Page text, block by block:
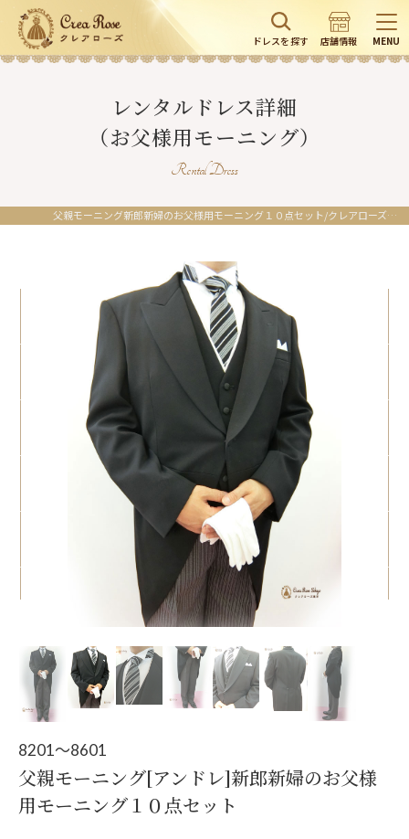
ドレスを探す 店舗情報 MENU
レンタルドレス詳細
（お父様用モーニング）
Rental Dress
父親モーニング新郎新婦のお父様用モーニング１０点セット/クレアローズ東京/クレアローズ横浜元町
8201～8601
父親モーニング[アンドレ]新郎新婦のお父様
用モーニング１０点セット